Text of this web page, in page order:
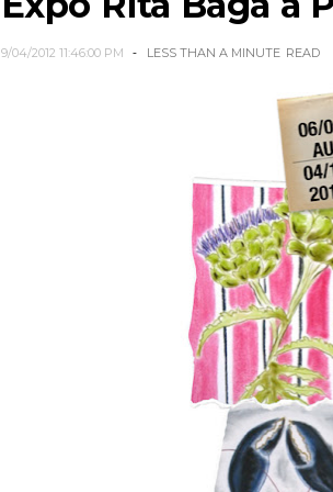
9/04/2012 11:46:00 PM LESS THAN A MINUTE READ